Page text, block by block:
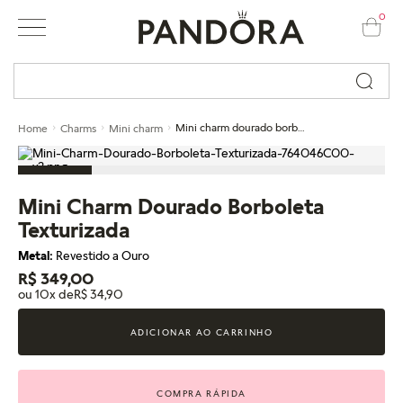
0
Busque por nome ou código...
Home Charms Mini charm
Mini Charm Dourado Borboleta
Texturizada
Metal: Revestido a Ouro
R$ 349,00
ou 10x deR$ 34,90
ADICIONAR AO CARRINHO
COMPRA RÁPIDA